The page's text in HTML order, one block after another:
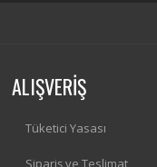
ALIŞVERİŞ
Tüketici Yasası
Sipariş ve Teslimat